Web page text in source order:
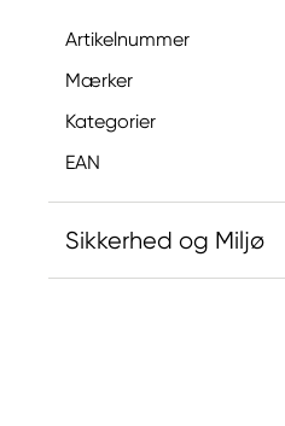
Artikelnummer
Mærker
Kategorier
EAN
Sikkerhed og Miljø